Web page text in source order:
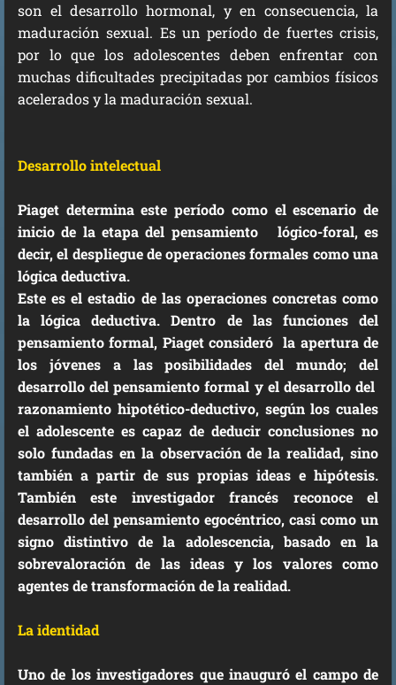
son el desarrollo hormonal, y en consecuencia, la
maduración sexual. Es un período de fuertes crisis,
por lo que los adolescentes deben enfrentar con
muchas dificultades precipitadas por cambios físicos
acelerados y la maduración sexual.
Desarrollo intelectual
Piaget determina este período como el escenario de
inicio de la etapa del pensamiento lógico-foral, es
decir, el despliegue de operaciones formales como una
lógica deductiva.
Este es el estadio de las operaciones concretas como
la lógica deductiva. Dentro de las funciones del
pensamiento formal, Piaget consideró la apertura de
los jóvenes a las posibilidades del mundo; del
desarrollo del pensamiento formal y el desarrollo del
razonamiento hipotético-deductivo, según los cuales
el adolescente es capaz de deducir conclusiones no
solo fundadas en la observación de la realidad, sino
también a partir de sus propias ideas e hipótesis.
También este investigador francés reconoce el
desarrollo del pensamiento egocéntrico, casi como un
signo distintivo de la adolescencia, basado en la
sobrevaloración de las ideas y los valores como
agentes de transformación de la realidad.
La identidad
Uno de los investigadores que inauguró el campo de